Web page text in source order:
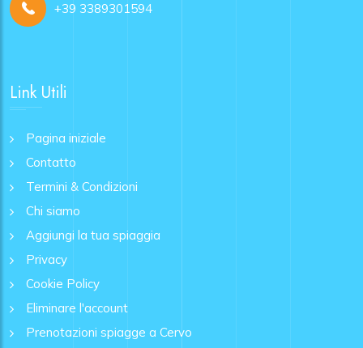
+39 3389301594
Link Utili
Pagina iniziale
Contatto
Termini & Condizioni
Chi siamo
Aggiungi la tua spiaggia
Privacy
Cookie Policy
Eliminare l'account
Prenotazioni spiagge a Cervo